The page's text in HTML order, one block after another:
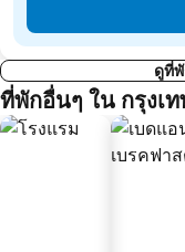
ดูที่
ที่พักอื่นๆ ใน กรุงเ